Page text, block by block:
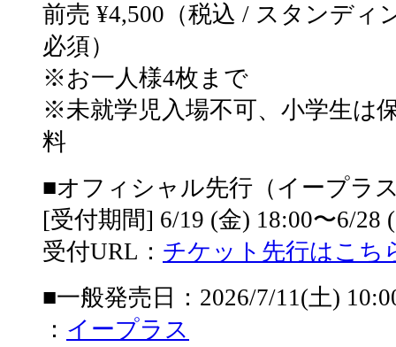
前売 ¥4,500（税込 / スタンディ
必須）
※お一人様4枚まで
※未就学児入場不可、小学生は
料
■オフィシャル先行（イープラ
[受付期間] 6/19 (金) 18:00〜6/28
受付URL： チケット先行はこち
■一般発売日：2026/7/11(土)
： イープラス